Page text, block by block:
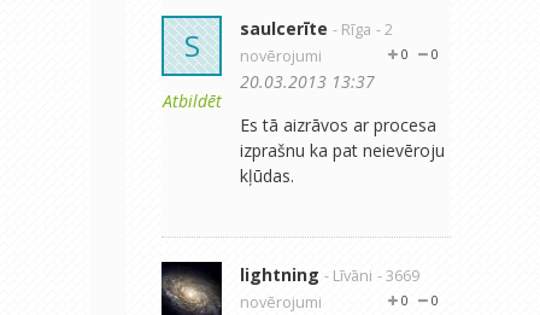
S
Atbildēt
saulcerīte - Rīga - 2
novērojumi
0
0
20.03.2013 13:37
Es tā aizrāvos ar procesa
izprašnu ka pat neievēroju
kļūdas.
lightning - Līvāni - 3669
novērojumi
0
0